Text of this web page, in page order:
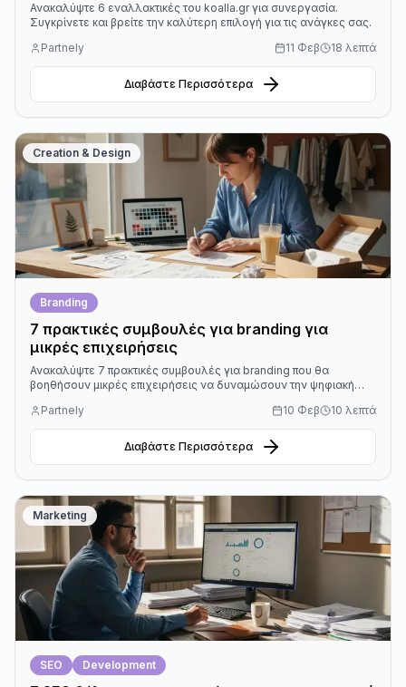
Ανακαλύψτε 6 εναλλακτικές του koalla.gr για συνεργασία.
Συγκρίνετε και βρείτε την καλύτερη επιλογή για τις ανάγκες σας.
Partnely
11 Φεβ 18 λεπτά
Διαβάστε Περισσότερα
Creation & Design
Branding
7 πρακτικές συμβουλές για branding για
μικρές επιχειρήσεις
Ανακαλύψτε 7 πρακτικές συμβουλές για branding που θα
βοηθήσουν μικρές επιχειρήσεις να δυναμώσουν την ψηφιακή
Partnely
10 Φεβ 10 λεπτά
Διαβάστε Περισσότερα
Marketing
SEO Development